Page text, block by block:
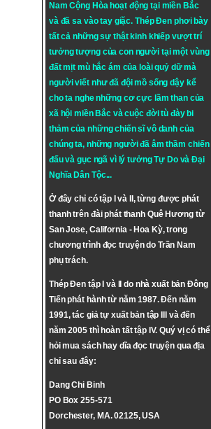
Nam Cộng Hòa hoạt động tại miền Bắc
và đã sa vào tay giặc. Thép Đen phơi bày
tất cả những sự thật kinh khiếp vượt trí
tưởng tượng của con người tại một vùng
đất mịt mù hắc ám của loài quỷ dữ mà
người viết như đã đội mồ sống dậy kể
cho ta nghe những cơ cực lầm than của
xã hội miền Bắc và cuộc đời tù đày bi
thảm của những chiến sĩ vô danh của
chúng ta, những người đã âm thầm chiến
đấu và gục ngã vì lý tưởngTự DovàĐại
Nghĩa Dân Tộc...
Ở đây chỉ có tập I và II, từng được phát
thanh trên đài phát thanh Quê Hương từ
San Jose, California - Hoa Kỳ, trong
chương trình đọc truyện do Trần Nam
phụ trách.
Thép Đen tập I và II do nhà xuất bản Đông
Tiến phát hành từ năm 1987. Đến năm
1991, tác giả tự xuất bản tập III và đến
năm 2005 thì hoàn tất tập IV. Quý vị có thể
hỏi mua sách hay dĩa đọc truyện qua địa
chỉ sau đây:
Dang Chi Binh
PO Box 255-571
Dorchester, MA. 02125, USA